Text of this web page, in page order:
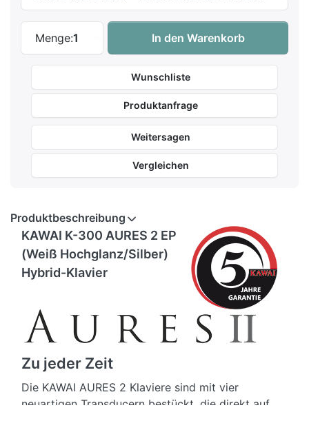
Menge:1
Kawai K-300 AURES 2 WHP Silber
In den Warenkorb
Wunschliste
Produktanfrage
Weitersagen
Vergleichen
Produktbeschreibung
KAWAI K-300 AURES 2 EP
(Weiß Hochglanz/Silber)
Hybrid-Klavier
Zu jeder Zeit
Die KAWAI AURES 2 Klaviere sind mit vier
neuartigen Transducern bestückt, die direkt auf